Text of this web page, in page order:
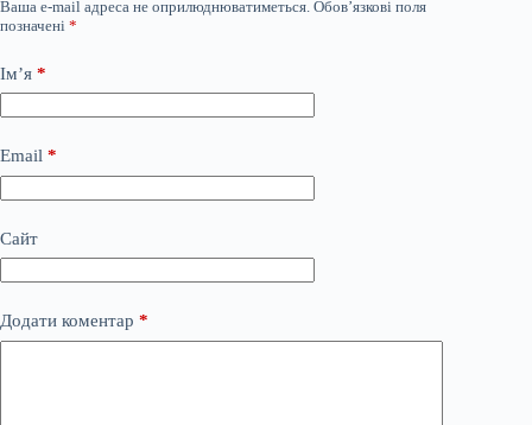
Ваша e-mail адреса не оприлюднюватиметься. Обов’язкові поля
позначені *
Ім’я *
Email *
Сайт
Додати коментар *